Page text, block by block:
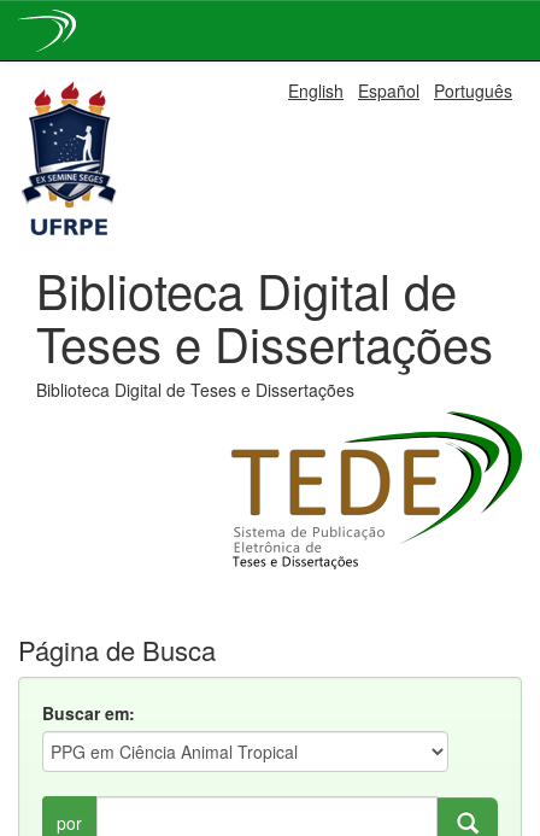
navigation
English Español Português
Biblioteca Digital de
Teses e Dissertações
Biblioteca Digital de Teses e Dissertações
Página de Busca
Buscar em:
por